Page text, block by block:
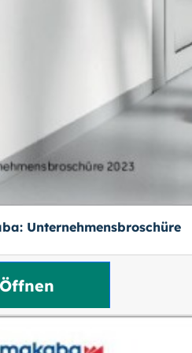
Unternehmens­broschüre
Öffnen